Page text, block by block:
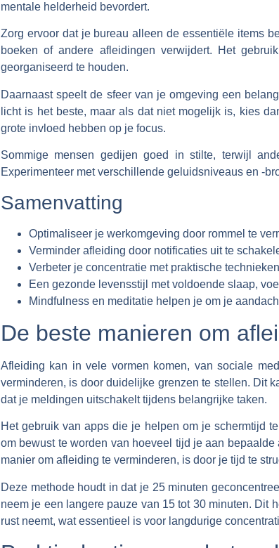
mentale helderheid bevordert.
Zorg ervoor dat je bureau alleen de essentiële items
boeken of andere afleidingen verwijdert. Het
georganiseerd te houden.
Daarnaast speelt de sfeer van je omgeving een
licht is het beste, maar als dat niet mogelijk is, kies
grote invloed hebben op je focus.
Sommige mensen gedijen goed in stilte, terwijl
Experimenteer met verschillende geluidsniveaus en -
Samenvatting
Optimaliseer je werkomgeving door rommel te
Verminder afleiding door notificaties uit te
Verbeter je concentratie met praktische
Een gezonde levensstijl met voldoende slaap,
Mindfulness en meditatie helpen je om je
De beste manieren om
Afleiding kan in vele vormen komen, van sociale
verminderen, is door duidelijke grenzen te stellen. Dit
dat je meldingen uitschakelt tijdens belangrijke taken.
Het gebruik van apps die je helpen om je schermtijd
om bewust te worden van hoeveel tijd je aan
manier om afleiding te verminderen, is door je tijd te
Deze methode houdt in dat je 25 minuten
neem je een langere pauze van 15 tot 30 minuten. Dit
rust neemt, wat essentieel is voor langdurige